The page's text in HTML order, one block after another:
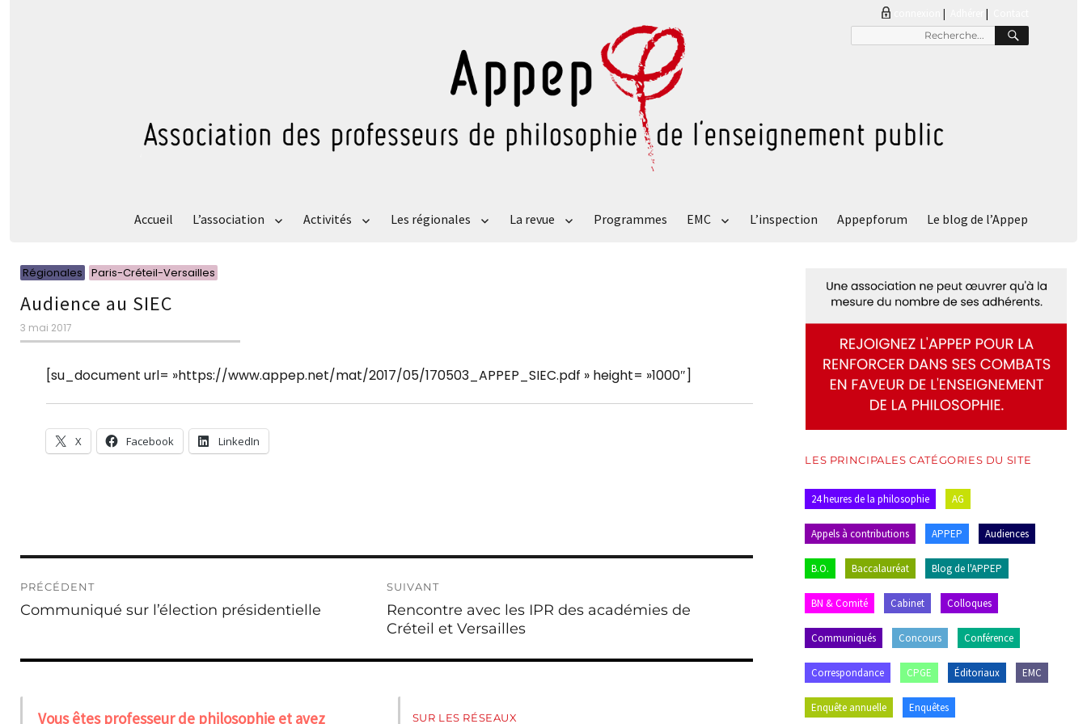
|
pour
Accueil L’association Activités Les régionales La revue Programmes EMC L’inspection Appepforum Le blog de l’Appep
Régionales Paris-Créteil-Versailles
Audience au SIEC
Publié
le
3 mai 2017
[su_document url= »https://www.appep.net/mat/2017/05/170503_APPEP_SIEC.pdf » height= »1000″]
X Facebook LinkedIn
de
l’article
PRÉCÉDENT
Publication
Communiqué sur l’élection présidentielle
SUIVANT
Publication
suivante :
Rencontre avec les IPR des académies de
Créteil et Versailles
Vous êtes professeur de philosophie et avez
SUR LES RÉSEAUX
LES PRINCIPALES CATÉGORIES DU SITE
24 heures de la philosophie AG
Appels à contributions APPEP Audiences
B.O. Baccalauréat Blog de l'APPEP
BN & Comité Cabinet Colloques
Communiqués Concours Conférence
Correspondance CPGE Éditoriaux EMC
Enquête annuelle Enquêtes